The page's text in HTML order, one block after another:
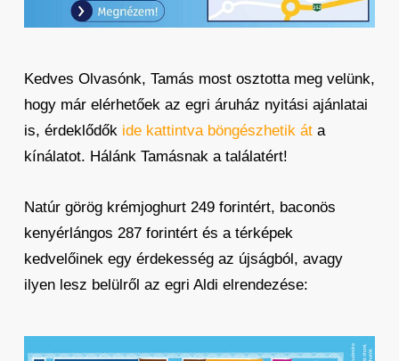
Kedves Olvasónk, Tamás most osztotta meg velünk,
hogy már elérhetőek az egri áruház nyitási ajánlatai
is, érdeklődők ide kattintva böngészhetik áta
kínálatot. Hálánk Tamásnak a találatért!
Natúr görög krémjoghurt 249 forintért, baconös
kenyérlángos 287 forintért és a térképek
kedvelőinek egy érdekesség az újságból, avagy
ilyen lesz belülről az egri Aldi elrendezése: